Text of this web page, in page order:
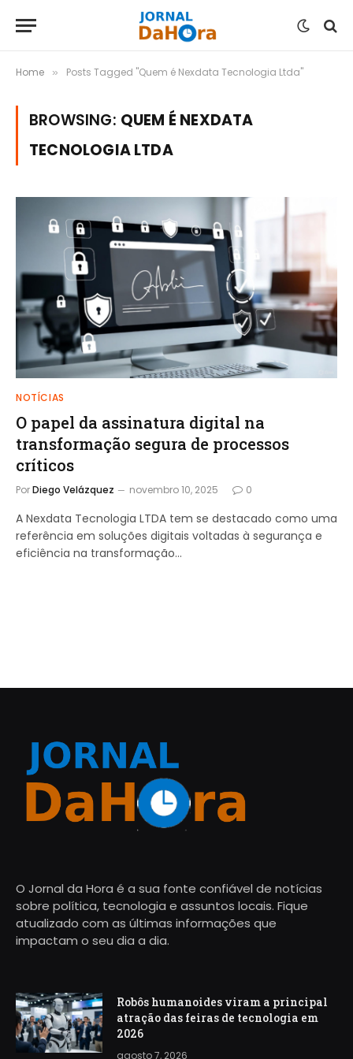
Home » Posts Tagged "Quem é Nexdata Tecnologia Ltda"
BROWSING: QUEM É NEXDATA
TECNOLOGIA LTDA
NOTÍCIAS
O papel da assinatura digital na
transformação segura de processos
críticos
PorDiego Velázquez novembro 10, 2025 0
A Nexdata Tecnologia LTDA tem se destacado como uma
referência em soluções digitais voltadas à segurança e
eficiência na transformação…
O Jornal da Hora é a sua fonte confiável de notícias
sobre política, tecnologia e assuntos locais. Fique
atualizado com as últimas informações que
impactam o seu dia a dia.
Robôs humanoides viram a principal
atração das feiras de tecnologia em
2026
agosto 7, 2026